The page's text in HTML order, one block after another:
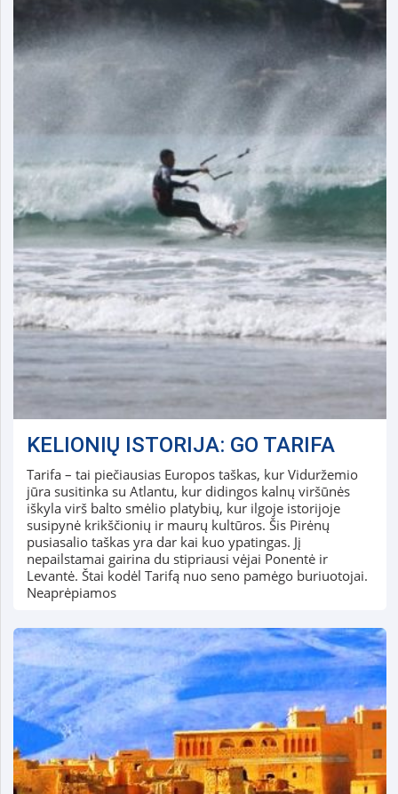
KELIONIŲ ISTORIJA: GO TARIFA
Tarifa – tai piečiausias Europos taškas, kur Viduržemio
jūra susitinka su Atlantu, kur didingos kalnų viršūnės
iškyla virš balto smėlio platybių, kur ilgoje istorijoje
susipynė krikščionių ir maurų kultūros. Šis Pirėnų
pusiasalio taškas yra dar kai kuo ypatingas. Jį
nepailstamai gairina du stipriausi vėjai Ponentė ir
Levantė. Štai kodėl Tarifą nuo seno pamėgo buriuotojai.
Neaprėpiamos